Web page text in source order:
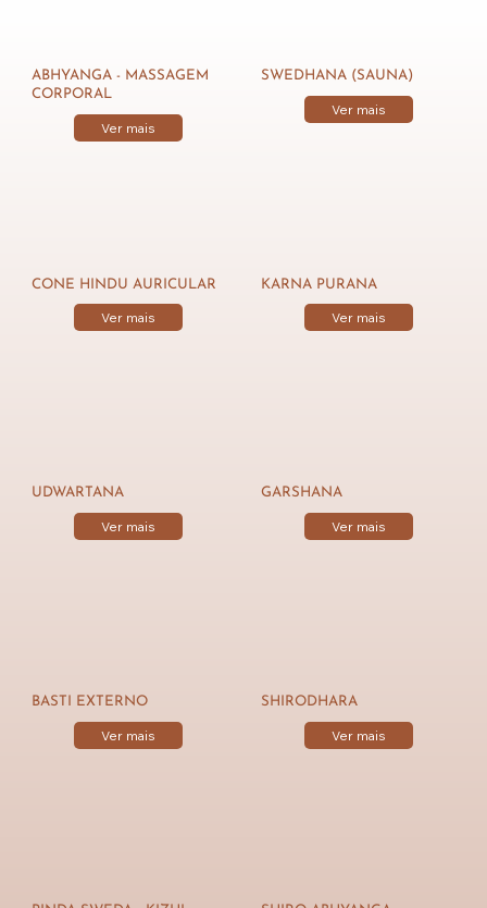
ABHYANGA - MASSAGEM
CORPORAL
Ver mais
SWEDHANA (SAUNA)
Ver mais
CONE HINDU AURICULAR
Ver mais
KARNA PURANA
Ver mais
UDWARTANA
Ver mais
GARSHANA
Ver mais
BASTI EXTERNO
Ver mais
SHIRODHARA
Ver mais